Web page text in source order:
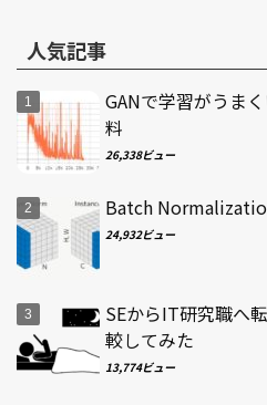
人気記事
GANで学習がうま
料
26,338ビュー
Batch
24,932ビュー
SEからIT研究職へ
較してみた
13,774ビュー